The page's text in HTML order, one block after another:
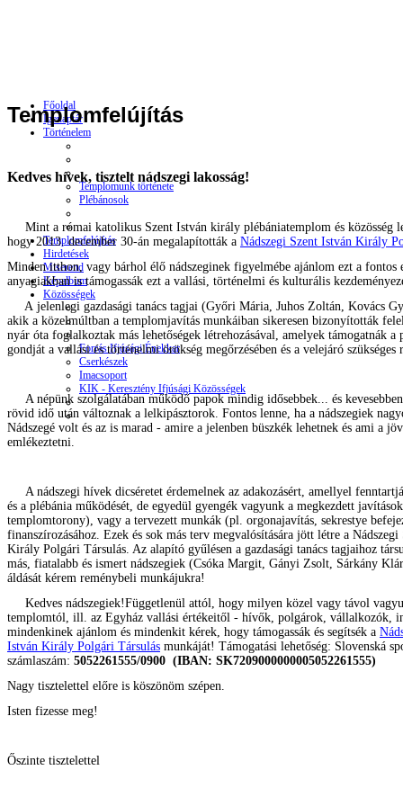
Főoldal
Igenaptár
Történelem
Templomunk története
Plébánosok
Templomfelújítás
Hirdetések
Miserend
Képalbum
Közösségek
Forrás Ifjúsági Énekkar
Cserkészek
Imacsoport
KIK - Keresztény Ifjúsági Közösségek
Templomfelújítás
Kedves hívek, tisztelt nádszegi lakosság!
Mint a római katolikus Szent István király plébániatemplom és közösség
hogy 2013. december 30-án megalapították a Nádszegi Szent István Király
Minden itthon, vagy bárhol élő nádszeginek figyelmébe ajánlom ezt a fontos
anyagiakban is támogassák ezt a vallási, történelmi és kulturális
A jelenlegi gazdasági tanács tagjai (Győri Mária, Juhos Zoltán, Kovács
akik a közelmúltban a templomjavítás munkáiban sikeresen bizonyították
nyár óta foglalkoztak más lehetőségek létrehozásával, amelyek támogatnák
gondját a vallási és történelmi örökség megőrzésében és a velejáró szükséges
A népünk szolgálatában működő papok mindig idősebbek... és
rövid idő után változnak a lelkipásztorok. Fontos lenne, ha a nádszegiek
Nádszegé volt és az is marad - amire a jelenben büszkék lehetnek és ami a
emlékeztetni.
A nádszegi hívek dicséretet érdemelnek az adakozásért, amellyel
és a plébánia működését, de egyedül gyengék vagyunk a megkezdett
templomtorony), vagy a tervezett munkák (pl. orgonajavítás, sekrestye
finanszírozásához. Ezek és sok más terv megvalósítására jött létre a Nádszegi
Király Polgári Társulás. Az alapító gyűlésen a gazdasági tanács tagjaihoz
más, fiatalabb és ismert nádszegiek (Csóka Margit, Gányi Zsolt, Sárkány
áldását kérem reménybeli munkájukra!
Kedves nádszegiek!Függetlenül attól, hogy milyen közel vagy távol
templomtól, ill. az Egyház vallási értékeitől - hívők, polgárok, vállalkozók,
mindenkinek ajánlom és mindenkit kérek, hogy támogassák és segítsék a
István Király Polgári Társulás munkáját! Támogatási lehetőség: Slovenská
számlaszám: 5052261555/0900 (IBAN: SK7209000000005052261555)
Nagy tisztelettel előre is köszönöm szépen.
Isten fizesse meg!
Őszinte tisztelettel